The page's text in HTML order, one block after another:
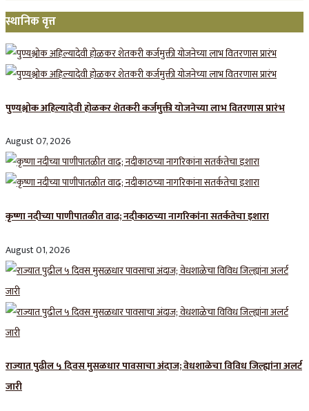
स्थानिक वृत्त
पुण्यश्लोक अहिल्यादेवी होळकर शेतकरी कर्जमुक्ती योजनेच्या लाभ वितरणास प्रारंभ
August 07, 2026
कृष्णा नदीच्या पाणीपातळीत वाढ; नदीकाठच्या नागरिकांना सतर्कतेचा इशारा
August 01, 2026
राज्यात पुढील ५ दिवस मुसळधार पावसाचा अंदाज; वेधशाळेचा विविध जिल्ह्यांना अलर्ट
जारी